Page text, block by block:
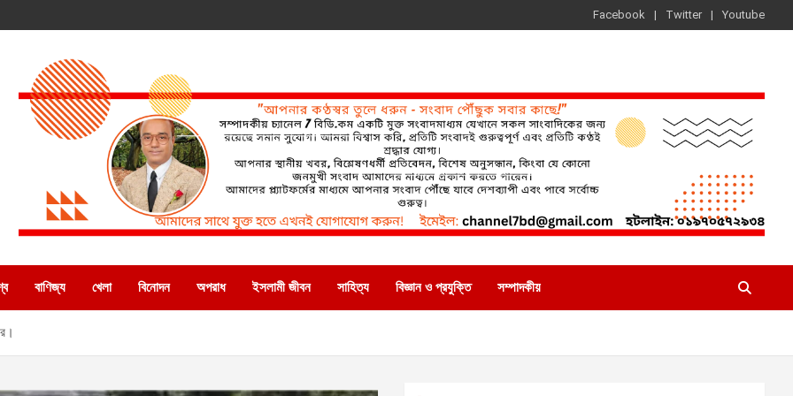
Facebook Twitter Youtube
বাণিজ্য খেলা বিনোদন অপরাধ ইসলামী জীবন সাহিত্য বিজ্ঞান ও প্রযুক্তি সম্পাদকীয়